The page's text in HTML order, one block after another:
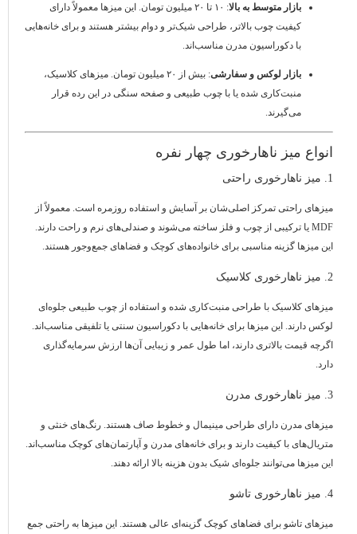
بازار متوسط به بالا
: ۱۰ تا ۲۰ میلیون تومان. این میزها معمولاً دارای
کیفیت چوب بالاتر، طراحی شیک‌تر و دوام بیشتر هستند و برای خانه‌هایی
با دکوراسیون مدرن مناسب‌اند.
بازار لوکس و سفارشی
: بیش از ۲۰ میلیون تومان. میزهای کلاسیک،
منبت‌کاری شده یا با چوب طبیعی و صفحه سنگی در این رده قرار
می‌گیرند.
انواع میز ناهارخوری چهار نفره
1. میز ناهارخوری راحتی
میزهای راحتی تمرکز اصلی‌شان بر آسایش و استفاده روزمره است. معمولاً از
MDF یا ترکیبی از چوب و فلز ساخته می‌شوند و صندلی‌های نرم و راحت دارند.
این میزها گزینه مناسبی برای خانواده‌های کوچک و فضاهای جمع‌وجور هستند.
2. میز ناهارخوری کلاسیک
میزهای کلاسیک با طراحی منبت‌کاری شده و استفاده از چوب طبیعی جلوه‌ای
لوکس دارند. این میزها برای خانه‌هایی با دکوراسیون سنتی یا تلفیقی مناسب‌اند.
اگرچه قیمت بالاتری دارند، اما طول عمر و زیبایی آن‌ها ارزش سرمایه‌گذاری
دارد.
3. میز ناهارخوری مدرن
میزهای مدرن دارای طراحی مینیمال و خطوط صاف هستند. رنگ‌های خنثی و
متریال‌های با کیفیت دارند و برای خانه‌های مدرن و آپارتمان‌های کوچک مناسب‌اند.
این میزها می‌توانند جلوه‌ای شیک بدون هزینه بالا ارائه دهند.
4. میز ناهارخوری تاشو
میزهای تاشو برای فضاهای کوچک گزینه‌ای عالی هستند. این میزها به راحتی جمع